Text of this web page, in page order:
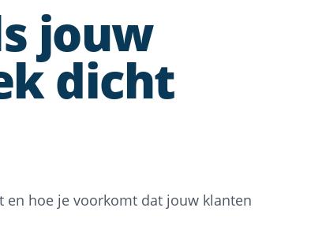
jouw
dicht
en hoe je voorkomt dat jouw klanten